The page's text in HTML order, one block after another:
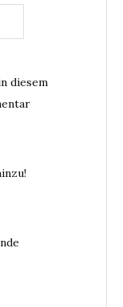
diesem